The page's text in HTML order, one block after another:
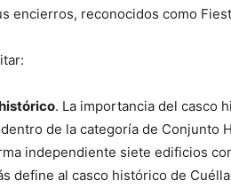
encierros, reconocidos como
. La importancia del casco
de la categoría de Conjunto
independiente siete edificios
define al casco histórico de